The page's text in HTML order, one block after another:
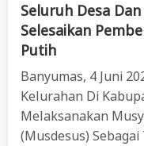
Seluruh Desa
Selesaikan
Putih
Banyumas, 4 Juni
Kelurahan Di
Melaksanakan
(Musdesus)